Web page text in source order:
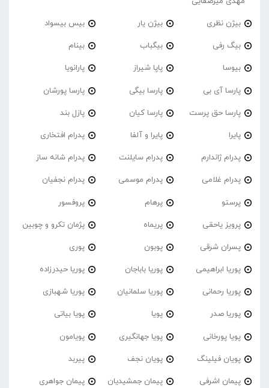
بیژن نظری بیژن یار بیس بیسواد
بیگ رفی بیگباب بینام
بیوسا پاپا شیراز پارانویا
پارسا آی بی پارسا بیگی پارسا پورشان
پارسا حق پرست پارسا کیان پازل بند
پایرا پایرا و آلفا پدرام افتخاری
پدرام ژاندارم پدرام‌ سایلنت پدرام شانه ساز
پدرام غلامی پدرام موسمی پدرام نجفیان
پرستو پرهام پروفسور
پرویز یاحقی پریماه پژمان تکرو و چوبین
پسران شرقی پوبون پوری
پوریا ابراهیمی پوریا باباجان پوریا حیدرزاده
پوریا رحمانی پوریا سلمانیان پوریا شهبازی
پوریا صدر پویا پویا بیاتی
پویا پورخانی پویا جهانگیری پویامون
پویان فیلینگ پویان نجف پیربد
پیمان اشرفی پیمان جمشیدیان پیمان جواهری